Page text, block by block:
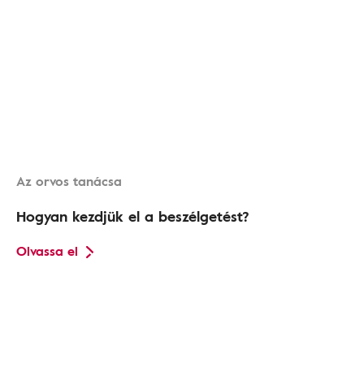
Az orvos tanácsa
Hogyan kezdjük el a beszélgetést?
Olvassa el